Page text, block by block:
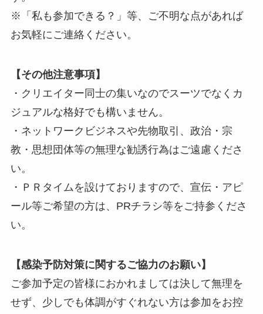
※「私も参加できる？」等、ご不明な点があれば
お気軽にご連絡ください。
【その他注意事項】
・クリエイター同士の集いなのでスーツでなくカ
ジュアルな格好でも構いません。
・ネットワークビジネスや先物取引、政治・宗
教・思想団体等の無理な勧誘行為はご遠慮くださ
い。
・ＰＲタイムを設けておりますので、宣伝・アピ
ール等ご希望の方は、PRチラシ等をご持参くださ
い。
【感染予防対策に関するご協力のお願い】
ご参加予定の皆様におかれましては決して無理を
せず、少しでも体調がすぐれない方は参加をお控